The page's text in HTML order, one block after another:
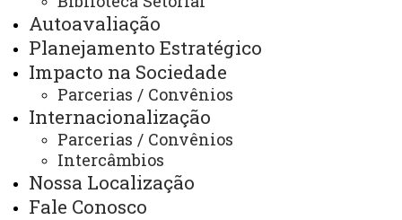
Autoavaliação
Planejamento Estratégico
Impacto na Sociedade
Parcerias / Convênios
Internacionalização
Parcerias / Convênios
Intercâmbios
Nossa Localização
Fale Conosco